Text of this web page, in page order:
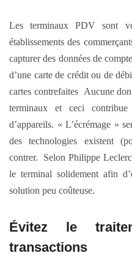
Les terminaux PDV sont
établissements des
capturer des données de
d’une carte de crédit ou de
cartes contrefaites Aucune
terminaux et ceci
d’appareils. « L’écrémage »
des technologies existent
contrer. Selon Philippe
le terminal solidement afin
solution peu coûteuse.
Évitez le
transactions